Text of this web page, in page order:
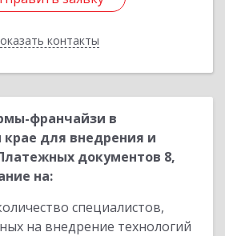
контакты
Назад
франчайзи в
для внедрения и
документов 8,
на:
специалистов,
на внедрение технологий